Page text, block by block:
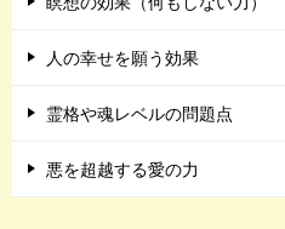
人の幸せを願う効果
霊格や魂レベルの問題点
悪を超越する愛の力